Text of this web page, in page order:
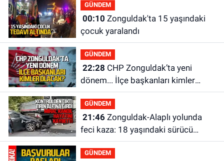
GÜNDEM
00:10
çocuk yaralandı
GÜNDEM
22:28
dönem... İlçe başkanları kimler
olacak?
GÜNDEM
21:46Zonguldak-Alaplı yolunda
feci kaza: 18 yaşındaki sürücü
hayatını kaybetti
GÜNDEM